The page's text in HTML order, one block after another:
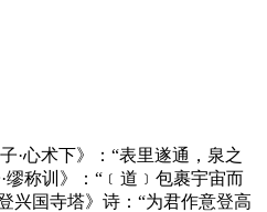
·心术下》：“表里遂通，泉之
缪称训》：“﹝道﹞包裹宇宙而
兴国寺塔》诗：“为君作意登高